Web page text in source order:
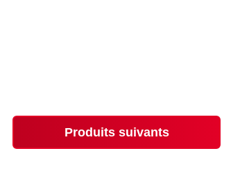
Produits suivants